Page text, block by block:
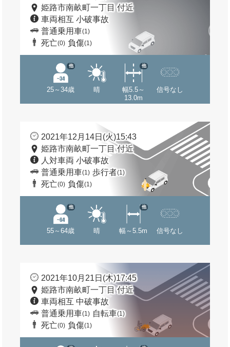
姫路市南畝町一丁目 付近
車両相互 小破事故
普通乗用車(1)
死亡(0) 負傷(1)
25～34歳
他
晴
幅5.5～
13.0m
他
信号なし
2021年12月14日(火)15:43
姫路市南畝町一丁目 付近
人対車両 小破事故
普通乗用車(1) 歩行者(1)
死亡(0) 負傷(1)
55～64歳
他
晴 幅～5.5m
他
信号なし
2021年10月21日(木)17:45
姫路市南畝町一丁目 付近
車両相互 中破事故
普通乗用車(1) 自転車(1)
死亡(0) 負傷(1)